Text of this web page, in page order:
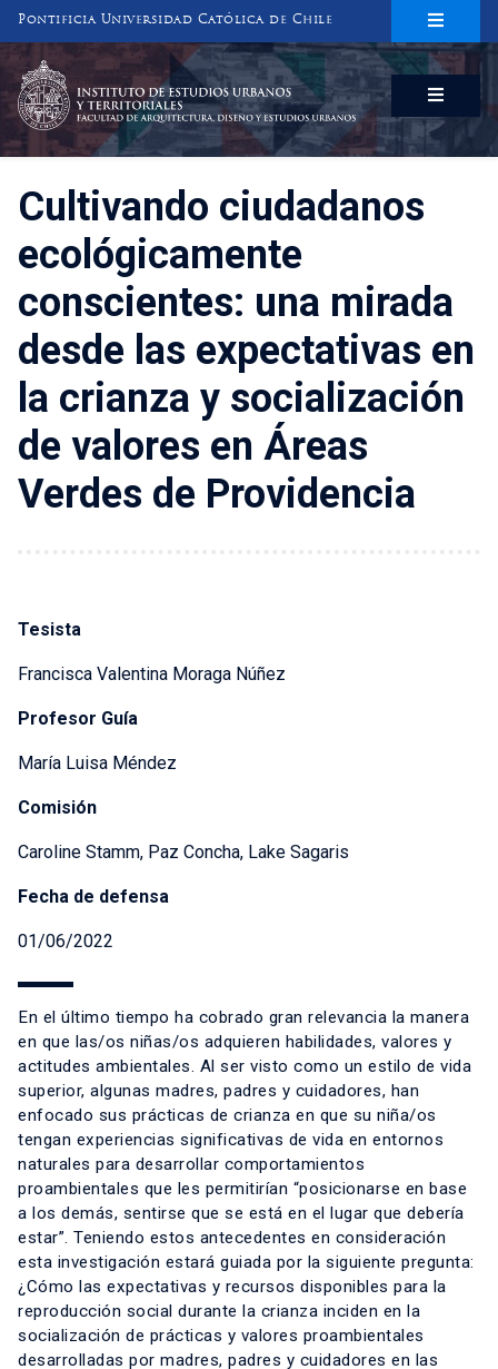
Pontificia Universidad Católica de Chile
INSTITUTO DE ESTUDIOS URBANOS
Y TERRITORIALES
FACULTAD DE ARQUITECTURA, DISEÑO Y ESTUDIOS URBANOS
Cultivando ciudadanos
ecológicamente
conscientes: una mirada
desde las expectativas en
la crianza y socialización
de valores en Áreas
Verdes de Providencia
Tesista
Francisca Valentina Moraga Núñez
Profesor Guía
María Luisa Méndez
Comisión
Caroline Stamm, Paz Concha, Lake Sagaris
Fecha de defensa
01/06/2022
En el último tiempo ha cobrado gran relevancia la manera
en que las/os niñas/os adquieren habilidades, valores y
actitudes ambientales. Al ser visto como un estilo de vida
superior, algunas madres, padres y cuidadores, han
enfocado sus prácticas de crianza en que su niña/os
tengan experiencias significativas de vida en entornos
naturales para desarrollar comportamientos
proambientales que les permitirían “posicionarse en base
a los demás, sentirse que se está en el lugar que debería
estar”. Teniendo estos antecedentes en consideración
esta investigación estará guiada por la siguiente pregunta:
¿Cómo las expectativas y recursos disponibles para la
reproducción social durante la crianza inciden en la
socialización de prácticas y valores proambientales
desarrolladas por madres, padres y cuidadores en las